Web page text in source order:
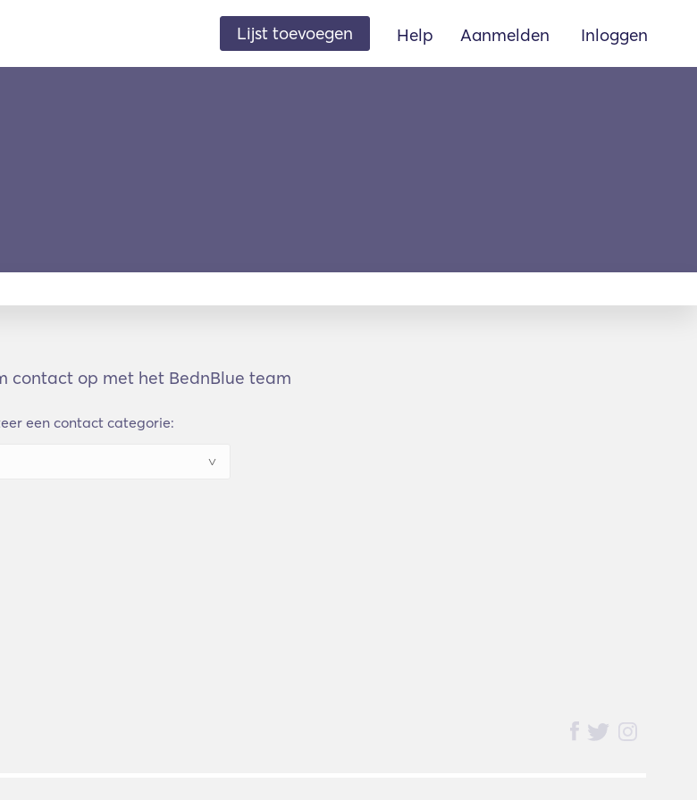
Lijst toevoegen Help Aanmelden Inloggen
contact op met het BednBlue team
een contact categorie: